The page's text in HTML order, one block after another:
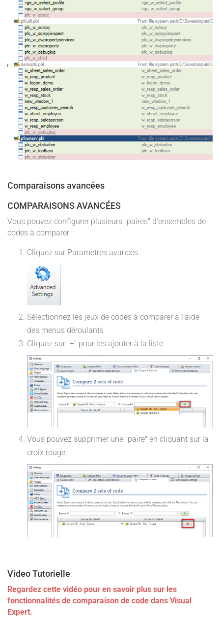
Comparaisons avancées
COMPARAISONS AVANCÉES
Vous pouvez configurer plusieurs "paires" d'ensembles de
codes à comparer:
Cliquez sur Paramètres avancés
Sélectionnez les jeux de codes à comparer à l'aide
des menus déroulants
Cliquez sur "+" pour les ajouter à la liste.
Vous pouvez supprimer une "paire" en cliquant sur la
croix rouge.
Video Tutorielle
Regardez cette vidéo pour en savoir plus sur les
fonctionnalités de comparaison de code dans Visual
Expert.